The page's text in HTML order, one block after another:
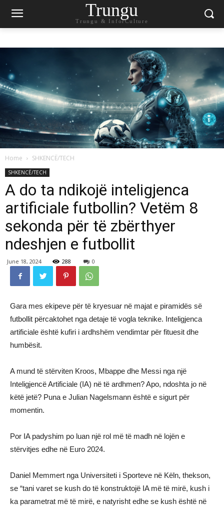
Trungu
Trungu & InforCulture
Home SHKENCË/TECH
SHKENCË/TECH
A do ta ndikojë inteligjenca
artificiale futbollin? Vetëm 8
sekonda për të zbërthyer
ndeshjen e futbollit
June 18, 2024 288 0
Gara mes ekipeve për të kryesuar në majat e piramidës së
futbollit përcaktohet nga detaje të vogla teknike. Inteligjenca
artificiale është kufiri i ardhshëm vendimtar për fituesit dhe
humbësit.
A mund të stërviten Kroos, Mbappe dhe Messi nga një
Inteligjencë Artificiale (IA) në të ardhmen? Apo, ndoshta jo në
këtë jetë? Puna e Julian Nagelsmann është e sigurt për
momentin.
Por IA padyshim po luan një rol më të madh në lojën e
stërvitjes edhe në Euro 2024.
Daniel Memmert nga Universiteti i Sporteve në Këln, thekson,
se “tani varet se kush do të konstruktojë IA më të mirë, kush i
ka parametrat më të mirë, e natyrisht edhe se kush është në